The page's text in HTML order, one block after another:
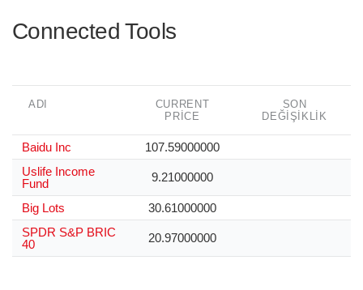
Connected Tools
ADI
CURRENT
PRICE
SON
DEĞIŞIKLIK
Baidu Inc
107.59000000
Uslife Income
Fund
9.21000000
Big Lots
30.61000000
SPDR S&P BRIC
40
20.97000000